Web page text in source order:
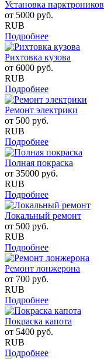
Установка парктроников
от 5000 руб.
RUB
Подробнее
Рихтовка кузова
от 6000 руб.
RUB
Подробнее
Ремонт электрики
от 500 руб.
RUB
Подробнее
Полная покраска
от 35000 руб.
RUB
Подробнее
Локальный ремонт
от 500 руб.
RUB
Подробнее
Ремонт лонжерона
от 700 руб.
RUB
Подробнее
Покраска капота
от 5400 руб.
RUB
Подробнее